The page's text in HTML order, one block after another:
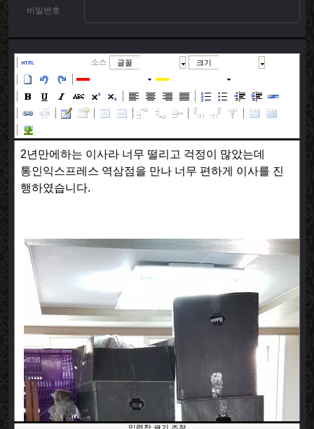
비밀번호
소스 글꼴 크기